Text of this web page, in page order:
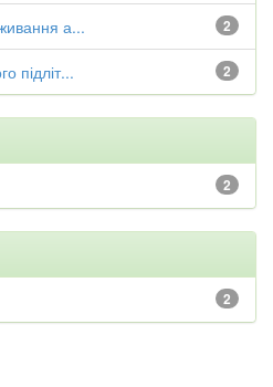
2
а...
2
підліт...
2
2